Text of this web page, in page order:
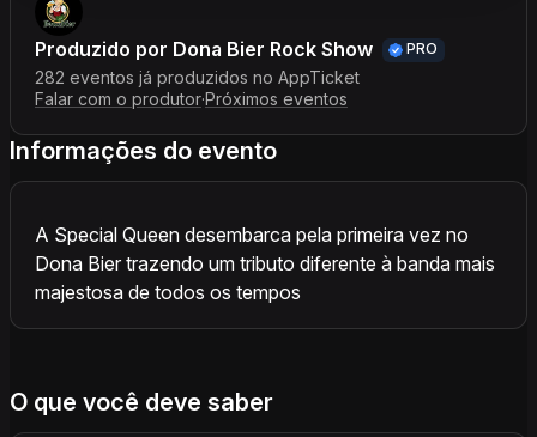
Produzido por Dona Bier Rock Show PRO
282 eventos já produzidos no AppTicket
Falar com o produtor·Próximos eventos
Informações do evento
A Special Queen desembarca pela primeira vez no
Dona Bier trazendo um tributo diferente à banda mais
majestosa de todos os tempos
O que você deve saber